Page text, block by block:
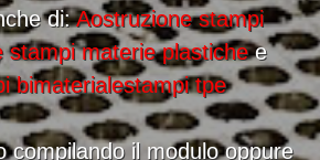
di:Aostruzione stampi
stampi materie plastichee
bimaterialestampi tpe
compilando il modulo oppure